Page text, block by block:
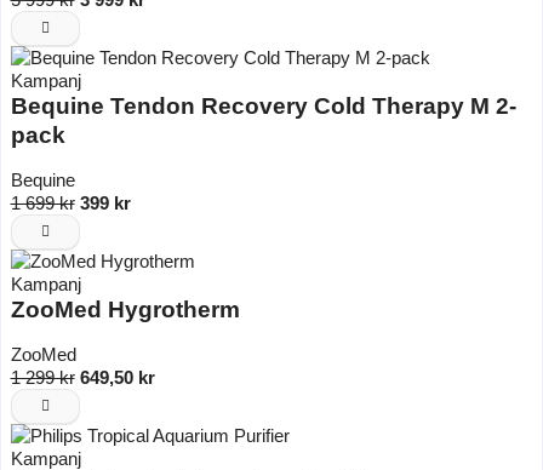
Kampanj
Bequine Tendon Recovery Cold Therapy M 2-
pack
Bequine
1 699 kr 399 kr
Kampanj
ZooMed Hygrotherm
ZooMed
1 299 kr 649,50 kr
Kampanj